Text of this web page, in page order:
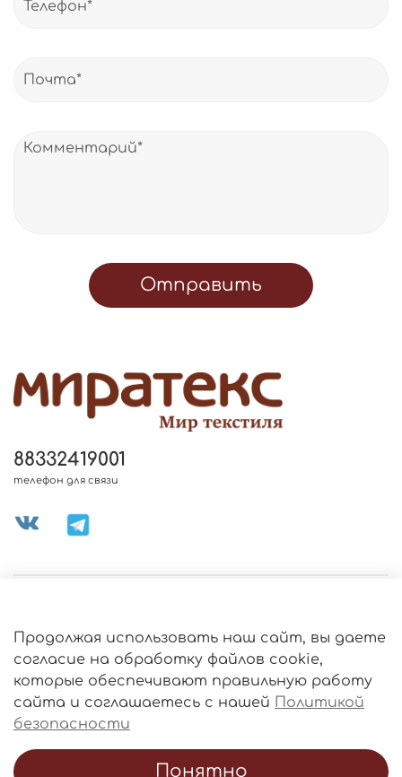
Отправить
ИНФОРМАЦИЯ
О МАГАЗИНЕ
88332419001
телефон для связи
Продолжая использовать наш сайт, вы даете
согласие на обработку файлов cookie,
которые обеспечивают правильную работу
сайта и соглашаетесь с нашей Политикой
безопасности
Понятно
Политика
обработки